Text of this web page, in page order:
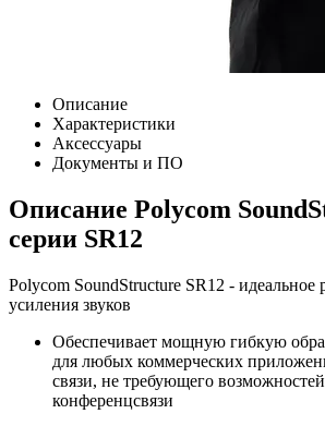
Описание
Характеристики
Аксессуары
Документы и ПО
Описание Polycom
серии SR12
Polycom SoundStructure SR12 - идеальное
усиления звуков
Обеспечивает мощную гибкую
для любых коммерческих
связи, не требующего
конференцсвязи